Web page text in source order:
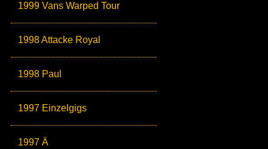
1999 Vans Warped Tour
1998 Attacke Royal
1998 Paul
1997 Einzelgigs
1997 Ä